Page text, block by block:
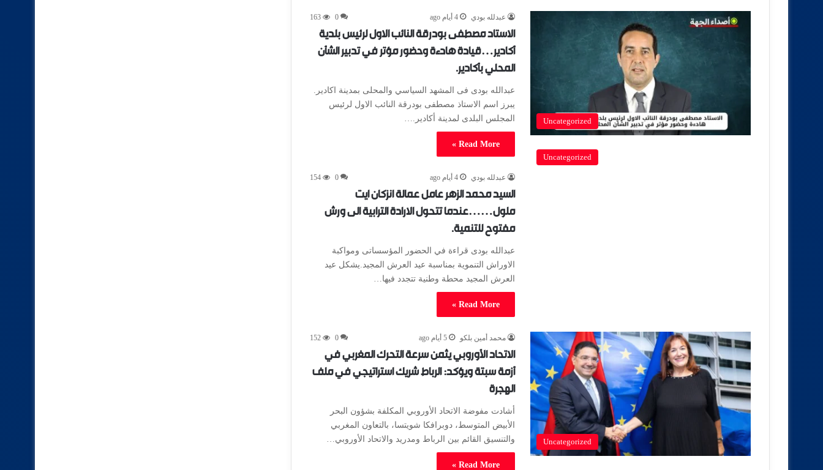
Uncategorized
عبدلله بودي 4 أيام ago 0
163
الاستاد مصطفى بودرقة النائب الاول لرئيس بلدية
أكادير…قيادة هادءة وحضور مؤتر في تدبير الشأن
المحلي بأكادير.
عبدالله بودى فى المشهد السياسي والمحلى بمدينة اكادير.
يبرز اسم الاستاذ مصطفى بودرقة النائب الاول لرئيس
المجلس البلدى لمدينة أكادير.…
Read More »
Uncategorized
عبدلله بودي 4 أيام ago 0
154
السيد محمد الزهر عامل عمالة انزكان ايت
ملول……عندما تتحول الارادة الترابية الى ورش
مفتوح للتنمية.
عبدالله بودى قراءة في الحضور المؤسساتى ومواكبة
الاوراش التنموية بمناسبة عيد العرش المجيد.يشكل عيد
العرش المجيد محطة وطنية تتجدد فيها…
Read More »
Uncategorized
محمد أمين بلكو 5 أيام ago 0
152
الاتحاد الأوروبي يثمن سرعة التحرك المغربي في
أزمة سبتة ويؤكد: الرباط شريك استراتيجي في ملف
الهجرة
أشادت مفوضة الاتحاد الأوروبي المكلفة بشؤون البحر
الأبيض المتوسط، دوبرافكا شويتسا، بالتعاون المغربي
والتنسيق القائم بين الرباط ومدريد والاتحاد الأوروبي…
Read More »